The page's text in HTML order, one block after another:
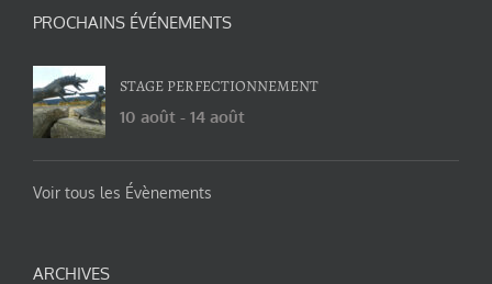
PROCHAINS ÉVÉNEMENTS
STAGE PERFECTIONNEMENT
10 août - 14 août
Voir tous les Évènements
ARCHIVES